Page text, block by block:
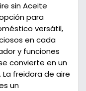
sin Aceite
para
versátil,
en cada
y funciones
convierte en un
freidora de aire
un